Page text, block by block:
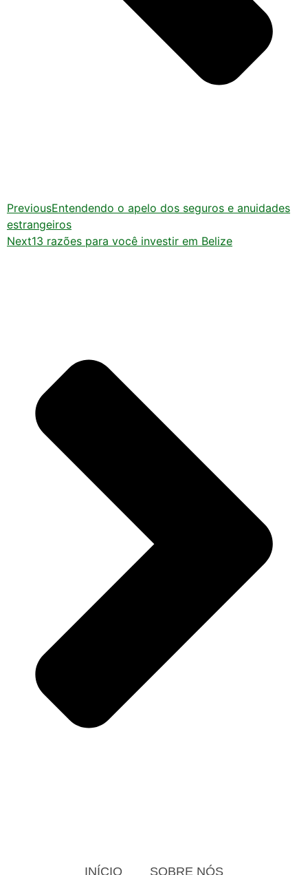
PreviousEntendendo o apelo dos seguros e anuidades
estrangeiros
Next13 razões para você investir em Belize
INÍCIO SOBRE NÓS